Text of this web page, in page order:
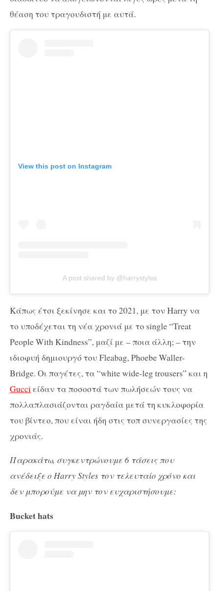
θέαση του τραγουδιστή με αυτά.
View this post on Instagram
A post shared by @harrystyles
Κάπως έτσι ξεκίνησε και το 2021, με τον Harry να
το υποδέχεται τη νέα χρονιά με το single “Treat
People With Kindness”, μαζί με – ποια άλλη; – την
ιδιοφυή δημιουργό του Fleabag, Phoebe Waller-
Bridge. Οι παγέτες, τα “white wide-leg trousers” και η
Gucci είδαν τα ποσοστά των πωλήσεών τους να
πολλαπλασιάζονται ραγδαία μετά τη κυκλοφορία
του βίντεο, που είναι ήδη στις τοπ συνεργασίες της
χρονιάς.
Παρακάτω, συγκεντρώνουμε 6 τάσεις που
ανέδειξε ο Harry Styles τον τελευταίο χρόνο και
δεν μπορούμε να μην τον ευχαριστήσουμε:
Βucket hats